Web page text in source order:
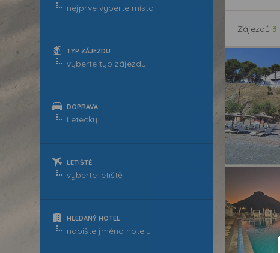
TYP ZÁJEZDU
DOPRAVA
LETIŠTĚ
HLEDANÝ HOTEL
Zájezdů 3